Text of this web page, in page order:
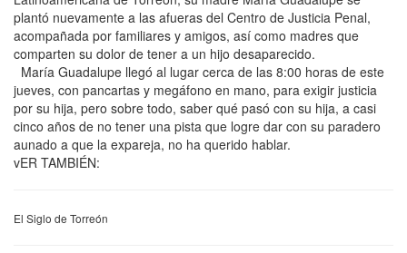
plantó nuevamente a las afueras del Centro de Justicia Penal,
acompañada por familiares y amigos, así como madres que
comparten su dolor de tener a un hijo desaparecido.
María Guadalupe llegó al lugar cerca de las 8:00 horas de este
jueves, con pancartas y megáfono en mano, para exigir justicia
por su hija, pero sobre todo, saber qué pasó con su hija, a casi
cinco años de no tener una pista que logre dar con su paradero
aunado a que la expareja, no ha querido hablar.
vER TAMBIÉN:
El Siglo de Torreón